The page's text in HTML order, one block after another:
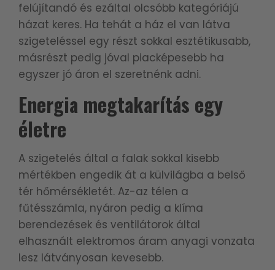
felújítandó és ezáltal olcsóbb kategóriájú
házat keres. Ha tehát a ház el van látva
szigeteléssel egy részt sokkal esztétikusabb,
másrészt pedig jóval piacképesebb ha
egyszer jó áron el szeretnénk adni.
Energia megtakarítás egy
életre
A szigetelés által a falak sokkal kisebb
mértékben engedik át a külvilágba a belső
tér hőmérsékletét. Az-az télen a
fűtésszámla, nyáron pedig a klíma
berendezések és ventilátorok által
elhasznált elektromos áram anyagi vonzata
lesz látványosan kevesebb.